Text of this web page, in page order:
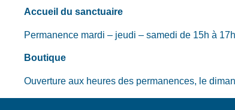
Accueil du sanctuaire
Permanence mardi – jeudi – samedi de 15h à
Boutique
Ouverture aux heures des permanences, le